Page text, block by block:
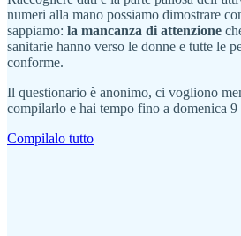
numeri alla mano possiamo dimostrare
sappiamo: la mancanza di attenzione
sanitarie hanno verso le donne e tutte le
conforme.
Il questionario è anonimo, ci vogliono
compilarlo e hai tempo fino a domenica
Compilalo tutto